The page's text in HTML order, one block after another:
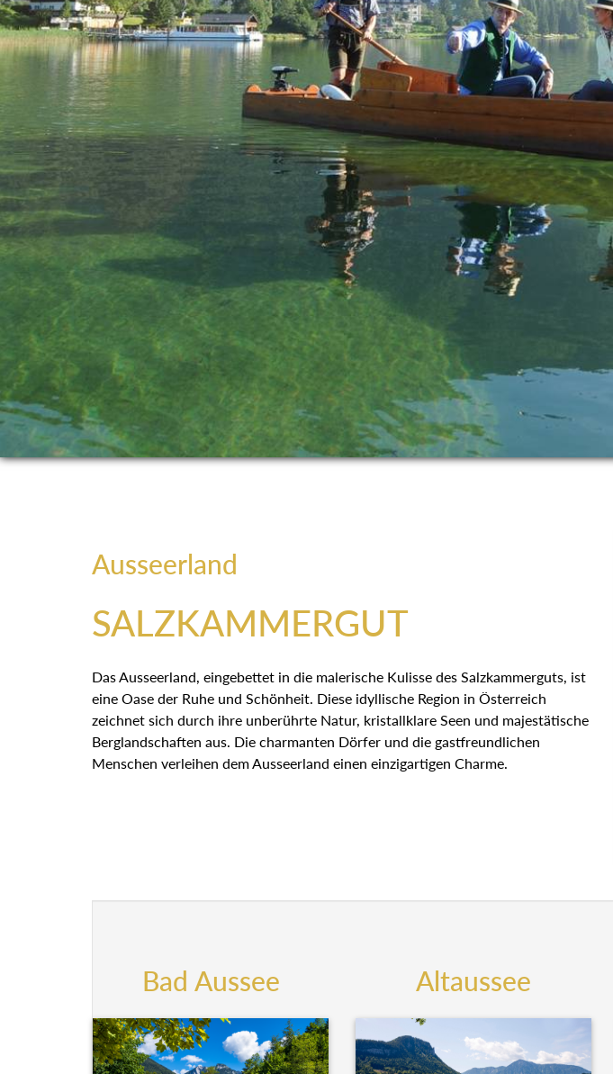
Ausseerland
SALZKAMMERGUT
Das Ausseerland, eingebettet in die malerische Kulisse des Salzkammerguts, ist
eine Oase der Ruhe und Schönheit. Diese idyllische Region in Österreich
zeichnet sich durch ihre unberührte Natur, kristallklare Seen und majestätische
Berglandschaften aus. Die charmanten Dörfer und die gastfreundlichen
Menschen verleihen dem Ausseerland einen einzigartigen Charme.
Bad Aussee Altaussee